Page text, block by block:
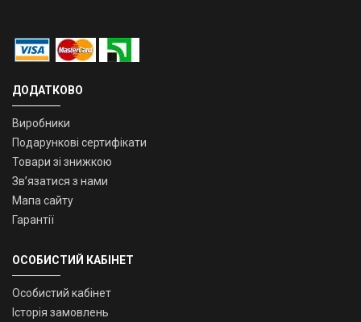
ДОДАТКОВО
Виробники
Подарункові сертифікати
Товари зі знижкою
Зв’язатися з нами
Мапа сайту
Гарантії
ОСОБИСТИЙ КАБІНЕТ
Особистий кабінет
Історія замовлень